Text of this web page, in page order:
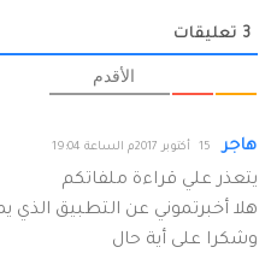
3 تعليقات
الأقدم
هاجر 15 أكتوبر 2017م الساعة 19:04
يتعذر علي قراءة ملفاتكم
هلا أخبرتموني عن التطبيق الذي
وشكرا على أية حال